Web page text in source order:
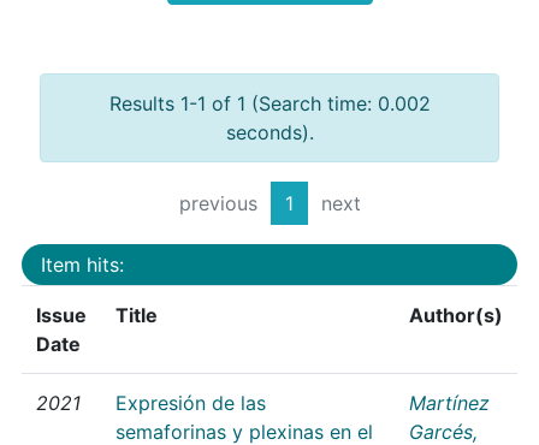
Results 1-1 of 1 (Search time: 0.002
seconds).
previous 1 next
Item hits:
Issue
Date
Title Author(s)
2021
Expresión de las
semaforinas y plexinas en el
Martínez
Garcés,